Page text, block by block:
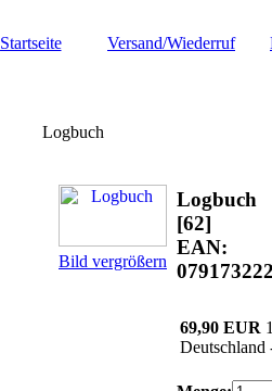
Startseite Versand/Wiederruf
Logbuch
Bild vergrößern
Logbuch
[62]
EAN:
69,90 EUR
Deutschland